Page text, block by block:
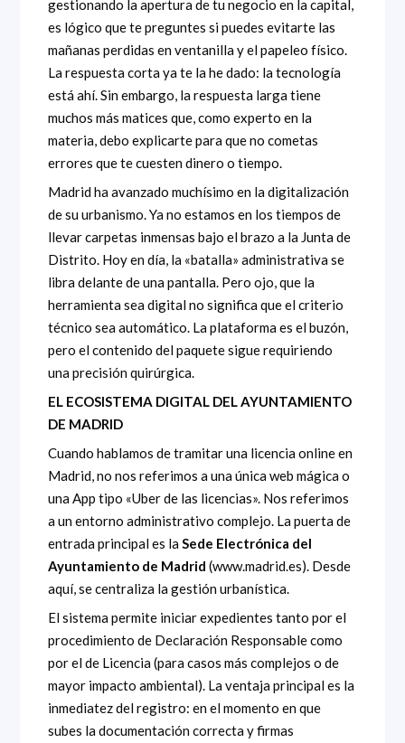
gestionando la apertura de tu negocio en la capital,
es lógico que te preguntes si puedes evitarte las
mañanas perdidas en ventanilla y el papeleo físico.
La respuesta corta ya te la he dado: la tecnología
está ahí. Sin embargo, la respuesta larga tiene
muchos más matices que, como experto en la
materia, debo explicarte para que no cometas
errores que te cuesten dinero o tiempo.
Madrid ha avanzado muchísimo en la digitalización
de su urbanismo. Ya no estamos en los tiempos de
llevar carpetas inmensas bajo el brazo a la Junta de
Distrito. Hoy en día, la «batalla» administrativa se
libra delante de una pantalla. Pero ojo, que la
herramienta sea digital no significa que el criterio
técnico sea automático. La plataforma es el buzón,
pero el contenido del paquete sigue requiriendo
una precisión quirúrgica.
EL ECOSISTEMA DIGITAL DEL AYUNTAMIENTO
DE MADRID
Cuando hablamos de tramitar una licencia online en
Madrid, no nos referimos a una única web mágica o
una App tipo «Uber de las licencias». Nos referimos
a un entorno administrativo complejo. La puerta de
entrada principal es laSede Electrónica del
Ayuntamiento de Madrid (www.madrid.es). Desde
aquí, se centraliza la gestión urbanística.
El sistema permite iniciar expedientes tanto por el
procedimiento de Declaración Responsable como
por el de Licencia (para casos más complejos o de
mayor impacto ambiental). La ventaja principal es la
inmediatez del registro: en el momento en que
subes la documentación correcta y firmas